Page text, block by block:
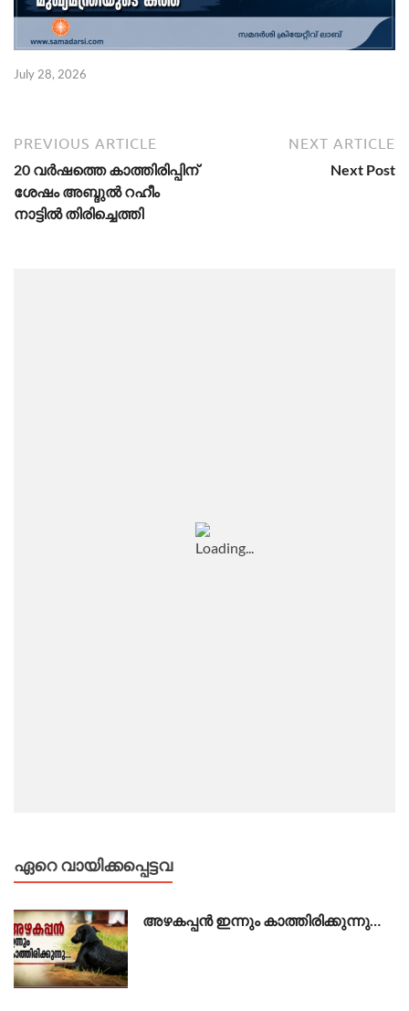
July 28, 2026
PREVIOUS ARTICLE
20 വർഷത്തെ കാത്തിരിപ്പിന്
ശേഷം അബ്ദുൽ റഹീം
നാട്ടിൽ തിരിച്ചെത്തി
NEXT ARTICLE
Next Post
ഏറെ വായിക്കപ്പെട്ടവ
അഴകപ്പൻ ഇന്നും കാത്തിരിക്കുന്നു…